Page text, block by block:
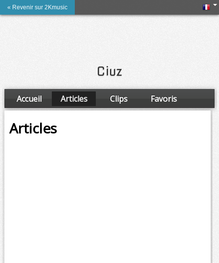
« Revenir sur 2Kmusic
Ciuz
Accueil Articles Clips
Favoris
Amis
Articles